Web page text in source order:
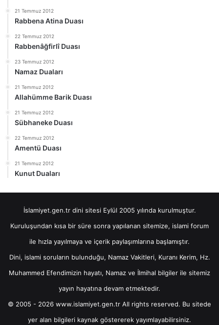
21 Temmuz 2012
Rabbena Atina Duası
22 Temmuz 2012
Rabbenâğfirlî Duası
23 Temmuz 2012
Namaz Duaları
21 Temmuz 2012
Allahümme Barik Duası
21 Temmuz 2012
Sübhaneke Duası
22 Temmuz 2012
Amentü Duası
21 Temmuz 2012
Kunut Duaları
İslamiyet.gen.tr dini sitesi Eylül 2005 yılında kurulmuştur.
Kuruluşundan kısa bir süre sonra yapılanan sitemize, islami forum
ile hızla yayılmaya ve içerik paylaşımlarına başlamıştır.
Dini, islami soruların bulunduğu, Namaz Vakitleri, Kuranı Kerim, Hz.
Muhammed Efendimizin hayatı, Namaz ve İlmihal bilgiler ile sitemiz
yayın hayatına devam etmektedir.
© 2005 - 2026 www.islamiyet.gen.tr All rights reserved. Bu sitede
yer alan bilgileri kaynak göstererek yayımlayabilirsiniz.